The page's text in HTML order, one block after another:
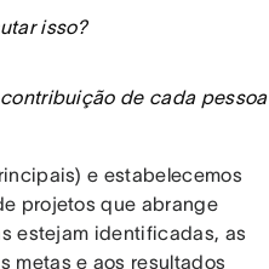
isso?
de cada pessoa
e estabelecemos
projetos que abrange
estejam identificadas, as
metas e aos resultados